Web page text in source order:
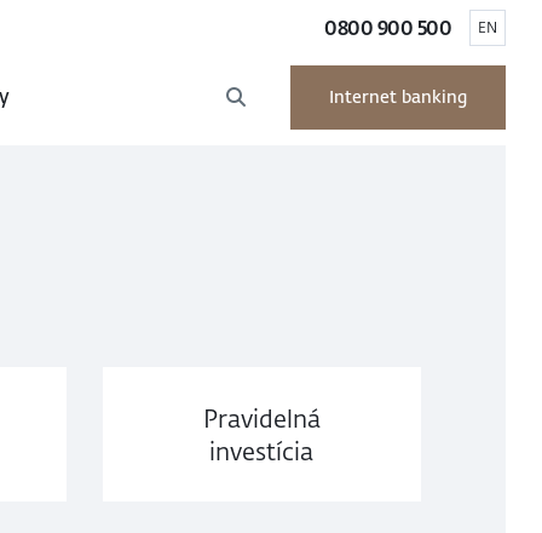
0800 900 500 EN
Internet banking
Pravidelná
investícia